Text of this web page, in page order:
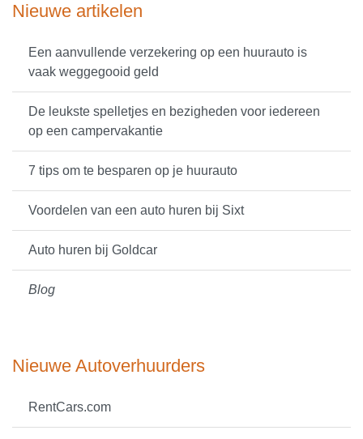
Nieuwe artikelen
Een aanvullende verzekering op een huurauto is
vaak weggegooid geld
De leukste spelletjes en bezigheden voor iedereen
op een campervakantie
7 tips om te besparen op je huurauto
Voordelen van een auto huren bij Sixt
Auto huren bij Goldcar
Blog
Nieuwe Autoverhuurders
RentCars.com